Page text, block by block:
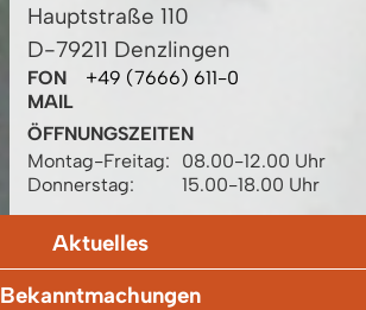
Hauptstraße 110
D-79211 Denzlingen
FON
+49 (7666) 611-0
MAIL
ÖFFNUNGSZEITEN
Montag-Freitag:
08.00-12.00 Uhr
Donnerstag:
15.00-18.00 Uhr
Aktuelles
Bekanntmachungen